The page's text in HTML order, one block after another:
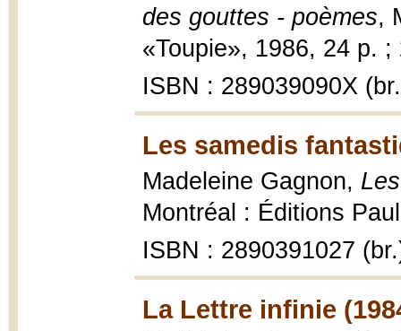
des gouttes - poèmes,
«Toupie», 1986, 24 p. ;
ISBN : 289039090X
Les samedis
Madeleine Gagnon,
Montréal : Éditions
ISBN : 2890391027
La Lettre infinie